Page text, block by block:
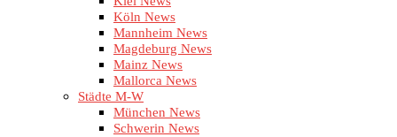
Köln News
Mannheim News
Magdeburg News
Mainz News
Mallorca News
Städte M-W
München News
Schwerin News